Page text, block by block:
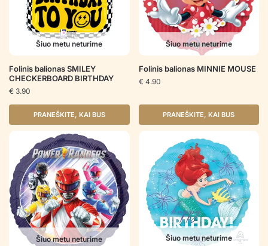
Šiuo metu neturime
Folinis balionas SMILEY
CHECKERBOARD BIRTHDAY
€ 3.90
PRANEŠKITE, KAI BUS
Šiuo metu neturime
Folinis balionas MINNIE MOUSE
€ 4.90
PRANEŠKITE, KAI BUS
Šiuo metu neturime Šiuo metu neturime